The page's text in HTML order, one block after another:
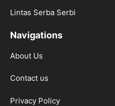
Lintas Serba Serbi
Navigations
About Us
Contact us
Privacy Policy